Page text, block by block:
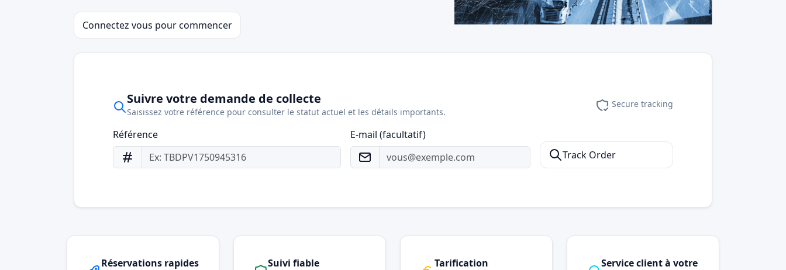
Connectez vous pour commencer
Suivre votre demande de collecte
Saisissez votre référence pour consulter le statut actuel et les détails importants.
Secure tracking
Référence
E-mail (facultatif)
Track Order
Réservations rapides Suivi fiable
Tarification
Service client à votre